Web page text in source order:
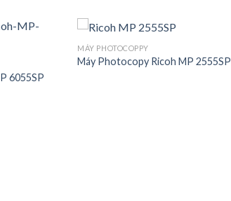
6055SP
MÁY PHOTOCOPPY
Máy Photocopy Ricoh MP 2555SP